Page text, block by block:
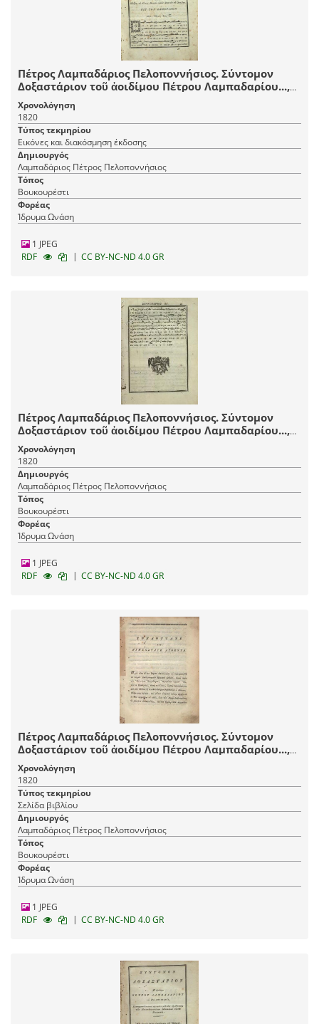
Πέτρος Λαμπαδάριος Πελοποννήσιος. Σύντομον
Δοξαστάριον τοῦ ἀοιδίμου Πέτρου Λαμπαδαρίου...,
μεταφρασθὲν κατὰ τὴν νέαν μέθοδον τῆς μουσικῆς
τῶν μουσικολογιωτάτων διδασκάλων τοῦ νέου
συστήματος..., Βουκουρέστι, Τυπογραφεῖο
Βουκουρεστίου, 1820.
Χρονολόγηση
1820
Τύπος τεκμηρίου
Εικόνες και διακόσμηση έκδοσης
Δημιουργός
Λαμπαδάριος Πέτρος Πελοποννήσιος
Τόπος
Βουκουρέστι
Φορέας
Ίδρυμα Ωνάση
1 JPEG
RDF
| CC BY-NC-ND 4.0 GR
Πέτρος Λαμπαδάριος Πελοποννήσιος. Σύντομον
Δοξαστάριον τοῦ ἀοιδίμου Πέτρου Λαμπαδαρίου...,
μεταφρασθὲν κατὰ τὴν νέαν μέθοδον τῆς μουσικῆς
τῶν μουσικολογιωτάτων διδασκάλων τοῦ νέου
συστήματος..., Βουκουρέστι, Τυπογραφεῖο
Βουκουρεστίου, 1820.
Χρονολόγηση
1820
Δημιουργός
Λαμπαδάριος Πέτρος Πελοποννήσιος
Τόπος
Βουκουρέστι
Φορέας
Ίδρυμα Ωνάση
1 JPEG
RDF
| CC BY-NC-ND 4.0 GR
Πέτρος Λαμπαδάριος Πελοποννήσιος. Σύντομον
Δοξαστάριον τοῦ ἀοιδίμου Πέτρου Λαμπαδαρίου...,
μεταφρασθὲν κατὰ τὴν νέαν μέθοδον τῆς μουσικῆς
τῶν μουσικολογιωτάτων διδασκάλων τοῦ νέου
συστήματος..., Βουκουρέστι, Τυπογραφεῖο
Βουκουρεστίου, 1820.
Χρονολόγηση
1820
Τύπος τεκμηρίου
Σελίδα βιβλίου
Δημιουργός
Λαμπαδάριος Πέτρος Πελοποννήσιος
Τόπος
Βουκουρέστι
Φορέας
Ίδρυμα Ωνάση
1 JPEG
RDF
| CC BY-NC-ND 4.0 GR